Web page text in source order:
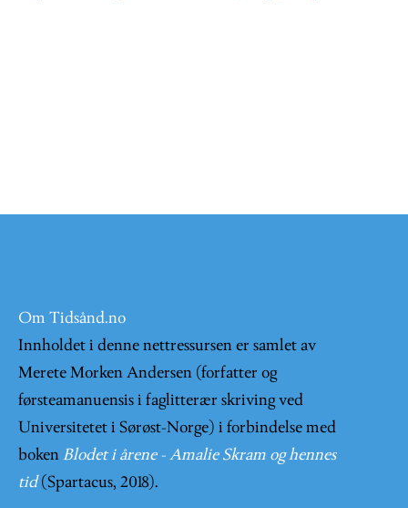
Om Tidsånd.no
Innholdet i denne nettressursen er samlet av
Merete Morken Andersen (forfatter og
førsteamanuensis i faglitterær skriving ved
Universitetet i Sørøst-Norge) i forbindelse med
boken Blodet i årene - Amalie Skram og hennes
tid (Spartacus, 2018).